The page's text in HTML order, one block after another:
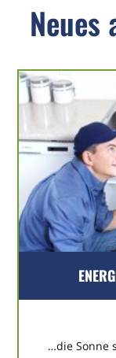
Neues
…die Sonne